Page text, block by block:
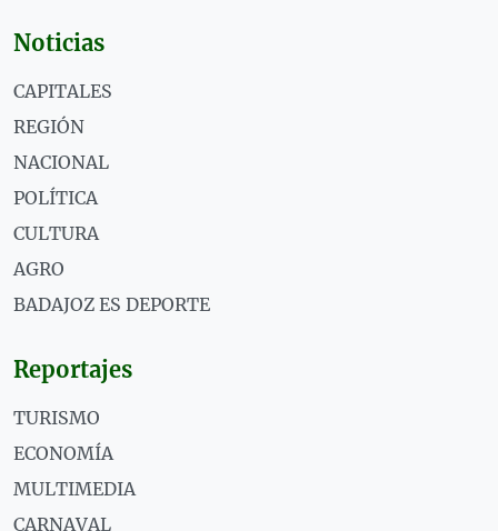
Noticias
CAPITALES
REGIÓN
NACIONAL
POLÍTICA
CULTURA
AGRO
BADAJOZ ES DEPORTE
Reportajes
TURISMO
ECONOMÍA
MULTIMEDIA
CARNAVAL